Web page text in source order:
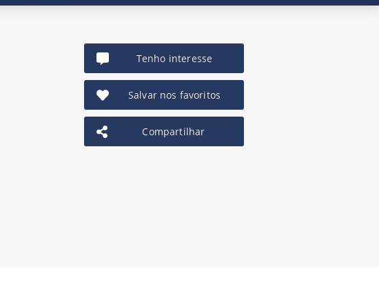
Tenho interesse
Salvar nos favoritos
Compartilhar